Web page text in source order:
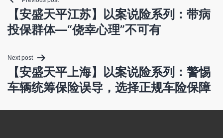
navigation
【安盛天平江苏】以案说险系列：带病
投保群体—“侥幸心理”不可有
Next post
【安盛天平上海】以案说险系列：警惕
车辆统筹保险误导，选择正规车险保障